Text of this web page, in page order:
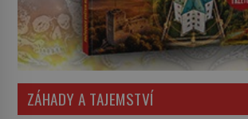
ZÁHADY A TAJEMSTVÍ